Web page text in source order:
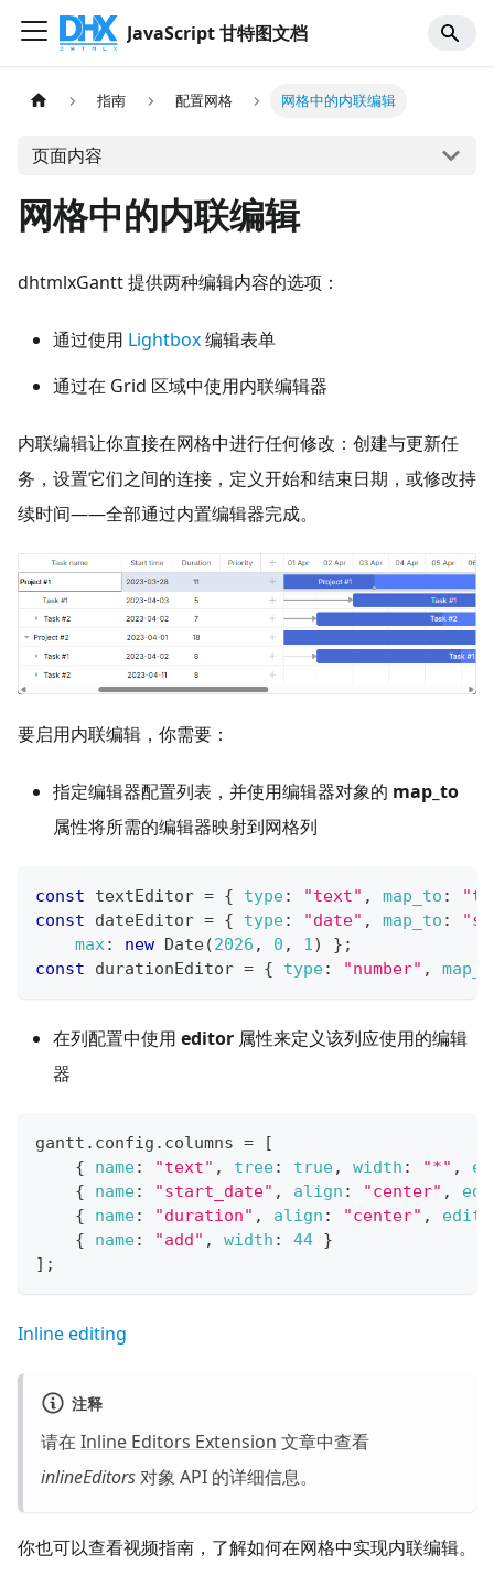
JavaScript 甘特图文档
指南 配置网格 网格中的内联编辑
页面内容
网格中的内联编辑
dhtmlxGantt 提供两种编辑内容的选项：
通过使用 Lightbox编辑表单
通过在 Grid 区域中使用内联编辑器
内联编辑让你直接在网格中进行任何修改：创建与更新任
务，设置它们之间的连接，定义开始和结束日期，或修改持
续时间——全部通过内置编辑器完成。
要启用内联编辑，你需要：
指定编辑器配置列表，并使用编辑器对象的 map_to
属性将所需的编辑器映射到网格列
const textEditor = { type: "text" , map_to :
const dateEditor = { type: "date" , map_to :
max: new Date(2026 , 0 , 1) } ;
const durationEditor = { type: "number" ,
在列配置中使用 editor 属性来定义该列应使用的编辑
器
gantt . config . columns =
[
{
name: "text" , tree: true, width : "*" ,
{
name: "start_date" , align : "center" ,
{
name: "duration" , align : "center" ,
{
name: "add" , width : 44 }
] ;
Inline editing
注释
请在 Inline Editors Extension 文章中查看
inlineEditors对象 API 的详细信息。
你也可以查看视频指南，了解如何在网格中实现内联编辑。